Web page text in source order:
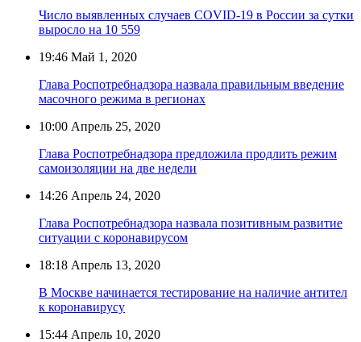
Число выявленных случаев COVID-19 в России за сутки
выросло на 10 559
19:46 Май 1, 2020
Глава Роспотребнадзора назвала правильным введение
масочного режима в регионах
10:00 Апрель 25, 2020
Глава Роспотребнадзора предложила продлить режим
самоизоляции на две недели
14:26 Апрель 24, 2020
Глава Роспотребнадзора назвала позитивным развитие
ситуации с коронавирусом
18:18 Апрель 13, 2020
В Москве начинается тестирование на наличие антител
к коронавирусу
15:44 Апрель 10, 2020